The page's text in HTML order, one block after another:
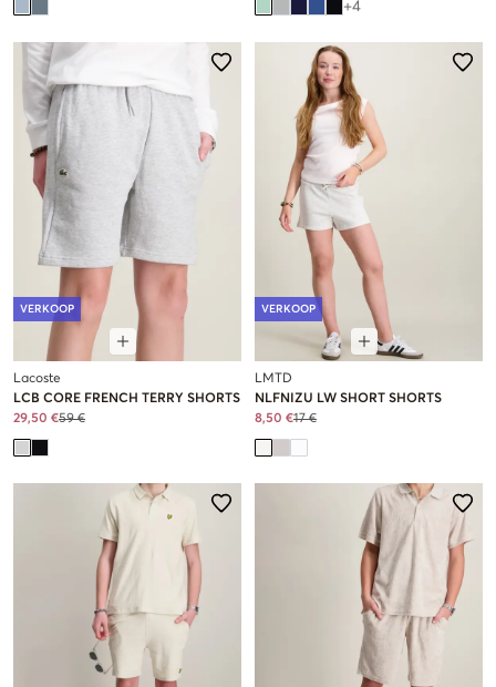
+4
VERKOOP
Lacoste
LCB CORE FRENCH TERRY SHORTS
29,50 €59 €
VERKOOP
LMTD
NLFNIZU LW SHORT SHORTS
8,50 €17 €